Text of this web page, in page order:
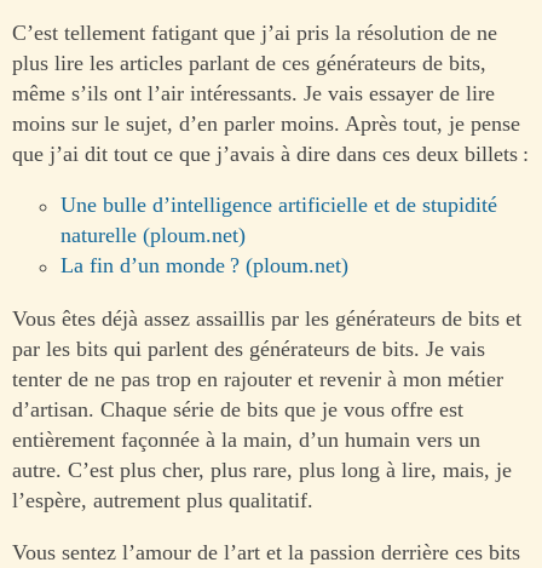
C’est tellement fatigant que j’ai pris la résolution de ne
plus lire les articles parlant de ces générateurs de bits,
même s’ils ont l’air intéressants. Je vais essayer de lire
moins sur le sujet, d’en parler moins. Après tout, je pense
que j’ai dit tout ce que j’avais à dire dans ces deux billets :
Une bulle d’intelligence artificielle et de stupidité
naturelle (ploum.net)
La fin d’un monde ? (ploum.net)
Vous êtes déjà assez assaillis par les générateurs de bits et
par les bits qui parlent des générateurs de bits. Je vais
tenter de ne pas trop en rajouter et revenir à mon métier
d’artisan. Chaque série de bits que je vous offre est
entièrement façonnée à la main, d’un humain vers un
autre. C’est plus cher, plus rare, plus long à lire, mais, je
l’espère, autrement plus qualitatif.
Vous sentez l’amour de l’art et la passion derrière ces bits